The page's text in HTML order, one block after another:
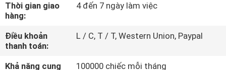
KIỂM
SOÁT
CHẤT
Thời gian giao
hàng:
4 đến 7 ngày làm việc
Điều khoản
thanh toán:
L / C, T / T, Western Union, Paypal
Khả năng cung
100000 chiếc mỗi tháng